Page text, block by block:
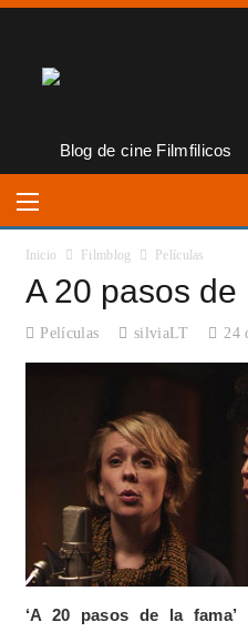
Inicio Filmblog Películas
A 20 pasos de
Películas silviaLT 24
‘A 20 pasos de la fama’